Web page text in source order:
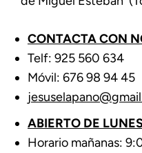
CONTACTA CON
Telf: 925 560 634
Móvil: 676 98 94 45
ABIERTO DE
Horario mañanas: